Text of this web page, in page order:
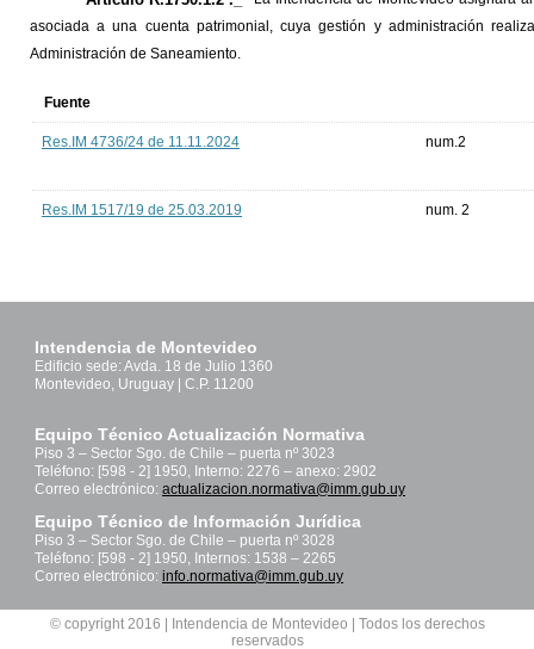
asociada a una cuenta patrimonial, cuya gestión y administración
Administración de Saneamiento.
Fuente
Res.IM 4736/24 de 11.11.2024 num.2
Res.IM 1517/19 de 25.03.2019 num. 2
Intendencia de Montevideo
Edificio sede: Avda. 18 de Julio 1360
Montevideo, Uruguay | C.P. 11200
Equipo Técnico Actualización Normativa
Piso 3 – Sector Sgo. de Chile – puerta nº 3023
Teléfono: [598 - 2] 1950, Interno: 2276 – anexo: 2902
Correo electrónico: actualizacion.normativa@imm.gub.uy
Equipo Técnico de Información Jurídica
Piso 3 – Sector Sgo. de Chile – puerta nº 3028
Teléfono: [598 - 2] 1950, Internos: 1538 – 2265
Correo electrónico: info.normativa@imm.gub.uy
© copyright 2016 | Intendencia de Montevideo | Todos los derechos
reservados